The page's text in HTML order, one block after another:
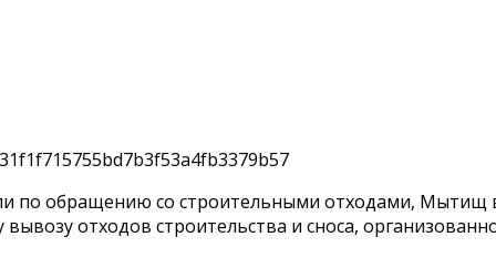
по обращению со строительными отходами, Мытищ в
отходов строительства и сноса,